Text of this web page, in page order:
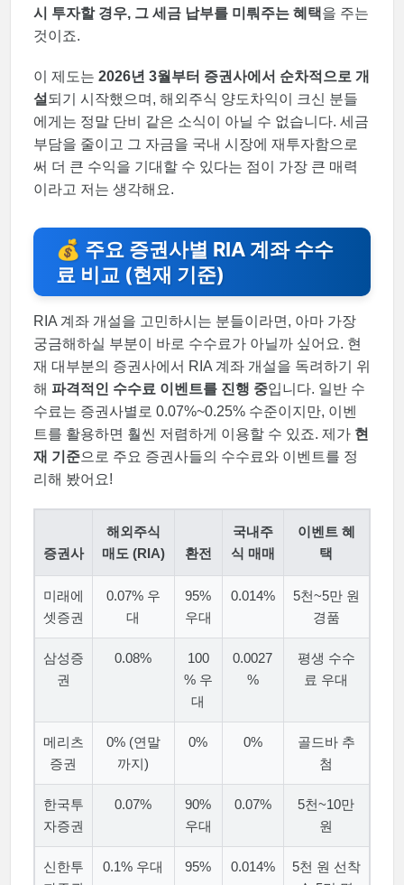
시 투자할 경우, 그 세금 납부를 미뤄주는 혜택을 주는
것이죠.
이 제도는 2026년 3월부터 증권사에서 순차적으로 개
설되기 시작했으며, 해외주식 양도차익이 크신 분들
에게는 정말 단비 같은 소식이 아닐 수 없습니다. 세금
부담을 줄이고 그 자금을 국내 시장에 재투자함으로
써 더 큰 수익을 기대할 수 있다는 점이 가장 큰 매력
이라고 저는 생각해요.
💰 주요 증권사별 RIA 계좌 수수
료 비교 (현재 기준)
RIA 계좌 개설을 고민하시는 분들이라면, 아마 가장
궁금해하실 부분이 바로 수수료가 아닐까 싶어요. 현
재 대부분의 증권사에서 RIA 계좌 개설을 독려하기 위
해 파격적인 수수료 이벤트를 진행 중입니다. 일반 수
수료는 증권사별로 0.07%~0.25% 수준이지만, 이벤
트를 활용하면 훨씬 저렴하게 이용할 수 있죠. 제가 현
재 기준으로 주요 증권사들의 수수료와 이벤트를 정
리해 봤어요!
증권사
해외주식
매도 (RIA)
환전
국내주
식 매매
이벤트 혜
택
미래에
셋증권
0.07% 우
대
95%
우대
0.014%
5천~5만 원
경품
삼성증
권
0.08%
100
% 우
대
0.0027
%
평생 수수
료 우대
메리츠
증권
0% (연말
까지)
0% 0%
골드바 추
첨
한국투
자증권
0.07%
90%
우대
0.07%
5천~10만
원
신한투
0.1% 우대 95% 0.014%
5천 원 선착